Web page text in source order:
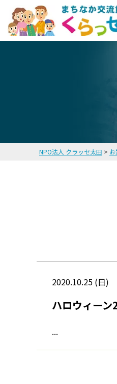
NPO法人 クラッセ太田 >
2020.10.25 (日)
ハロウィーン
...